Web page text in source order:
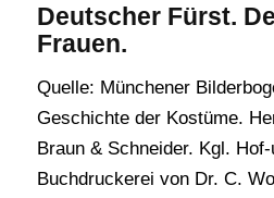
Deutscher Fürst.
Frauen.
Quelle: Münchener
Geschichte der Kostüme.
Braun & Schneider. Kgl.
Buchdruckerei von Dr. C.